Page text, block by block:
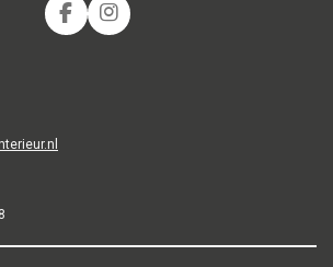
F
a
I
n